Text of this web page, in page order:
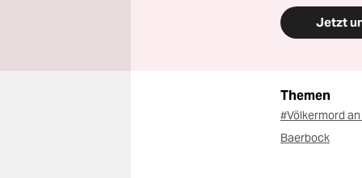
Jetzt
Themen
#Völkermord
Baerbock